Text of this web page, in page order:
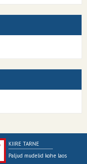
KIIRE TARNE
Paljud mudelid kohe laos